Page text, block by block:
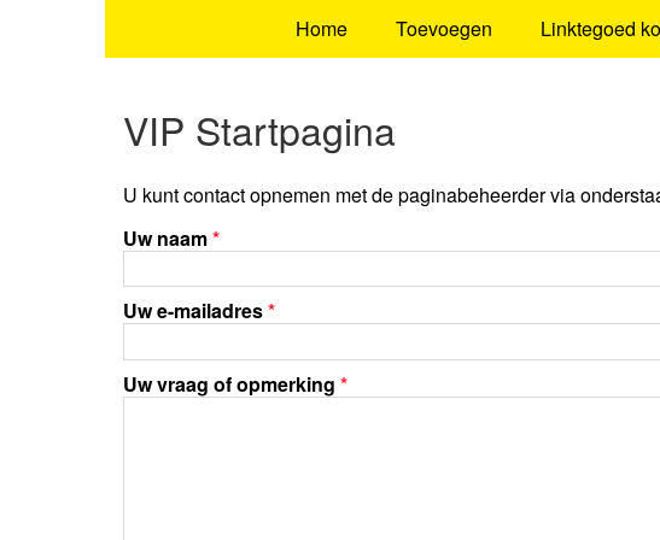
Home Toevoegen Linktegoed
VIP Startpagina
U kunt contact opnemen met de paginabeheerder via
Uw naam*
Uw e-mailadres*
Uw vraag of opmerking *